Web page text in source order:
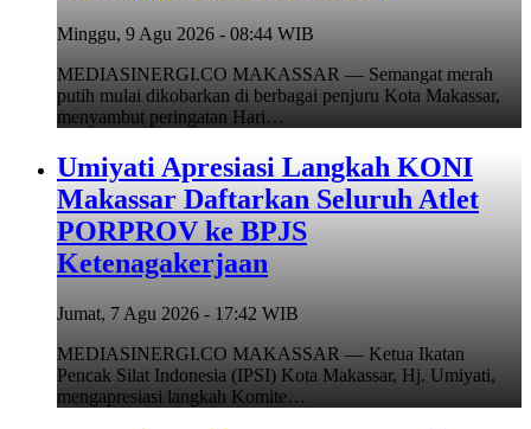
Minggu, 9 Agu 2026 - 08:44 WIB
MEDIASINERGI.CO MAKASSAR — Semangat merah
putih mulai dikobarkan di berbagai penjuru Kota Makassar,
menyambut peringatan Hari…
Umiyati Apresiasi Langkah KONI
Makassar Daftarkan Seluruh Atlet
PORPROV ke BPJS
Ketenagakerjaan
Jumat, 7 Agu 2026 - 17:42 WIB
MEDIASINERGI.CO MAKASSAR — Ketua Ikatan
Pencak Silat Indonesia (IPSI) Kota Makassar, Hj. Umiyati,
mengapresiasi langkah Komite…